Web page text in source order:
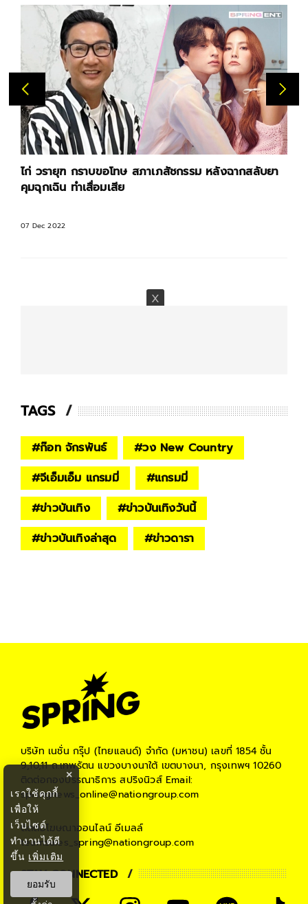
ไก่ วรายุฑ กราบขอโทษ สภาเภสัชกรรม หลังฉากสลับยา
คุมฉุกเฉิน ทำเสื่อมเสีย
07 Dec 2022
TAGS
#ก๊อท จักรพันธ์ #วง New Country
#จีเอ็มเอ็ม แกรมมี่ #แกรมมี่
#ข่าวบันเทิง #ข่าวบันเทิงวันนี้
#ข่าวบันเทิงล่าสุด #ข่าวดารา
บริษัท เนชั่น กรุ๊ป (ไทยแลนด์) จำกัด (มหาชน) เลขที่ 1854 ชั้น
9,10,11 ถ.เทพรัตน แขวงบางนาใต้ เขตบางนา, กรุงเทพฯ 10260
ติดต่อกองบรรณาธิการ สปริงนิวส์Email:
springnews_online@nationgroup.com
ติดต่อโฆษณาออนไลน์ อีเมลล์
teamsales_spring@nationgroup.com
STAY CONNECTED
×
เราใช้คุกกี้
เพื่อให้
เว็บไซต์
ทำงานได้ดี
ขึ้น เพิ่มเติม
ยอมรับ